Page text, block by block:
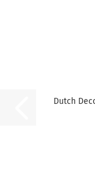
Dutch